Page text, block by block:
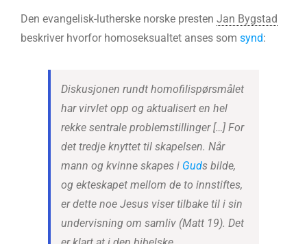
Den evangelisk-lutherske norske presten Jan Bygstad
beskriver hvorfor homoseksualtet anses som synd:
Diskusjonen rundt homofilispørsmålet
har virvlet opp og aktualisert en hel
rekke sentrale problemstillinger […] For
det tredje knyttet til skapelsen. Når
mann og kvinne skapes i Guds bilde,
og ekteskapet mellom de to innstiftes,
er dette noe Jesus viser tilbake til i sin
undervisning om samliv (Matt 19). Det